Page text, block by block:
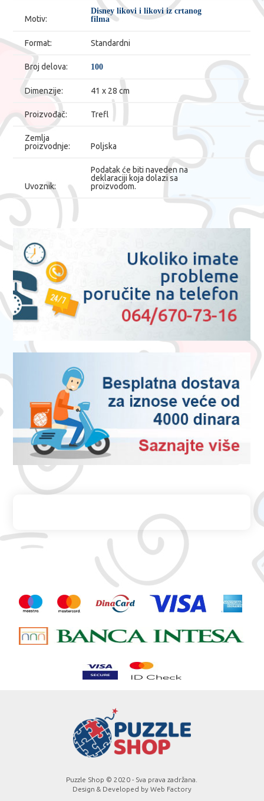
Motiv:
Disney likovi i likovi iz crtanog
filma
Format: Standardni
Broj delova: 100
Dimenzije: 41 x 28 cm
Proizvođač: Trefl
Zemlja
proizvodnje:
Poljska
Uvoznik:
Podatak će biti naveden na
deklaraciji koja dolazi sa
proizvodom.
Puzzle Shop © 2020 - Sva prava zadržana.
Design & Developed by Web Factory